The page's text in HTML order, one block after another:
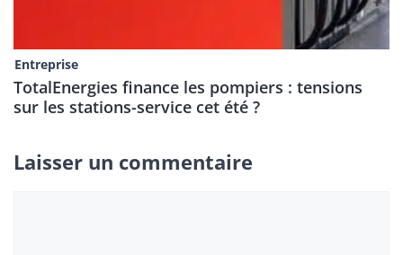
Entreprise
TotalEnergies finance les pompiers : tensions
sur les stations-service cet été ?
Laisser un commentaire